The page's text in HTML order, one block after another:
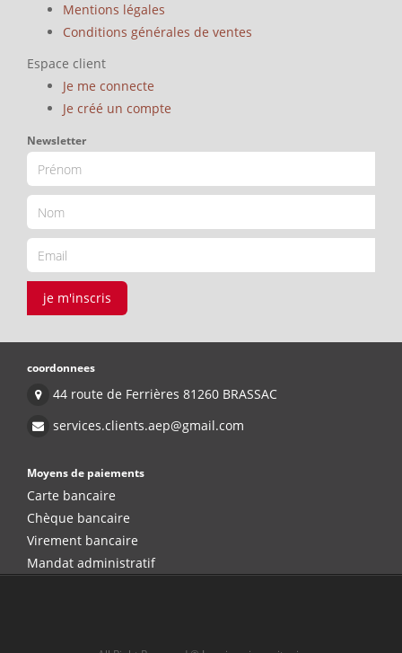
Mentions légales
Conditions générales de ventes
Espace client
Je me connecte
Je créé un compte
Newsletter
je m'inscris
coordonnees
44 route de Ferrières 81260 BRASSAC
services.clients.aep@gmail.com
Moyens de paiements
Carte bancaire
Chèque bancaire
Virement bancaire
Mandat administratif